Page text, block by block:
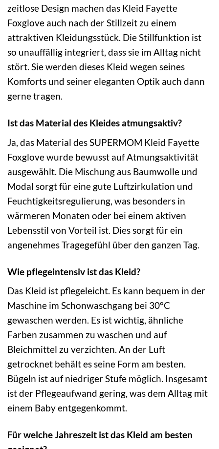
zeitlose Design machen das Kleid Fayette
Foxglove auch nach der Stillzeit zu einem
attraktiven Kleidungsstück. Die Stillfunktion ist
so unauffällig integriert, dass sie im Alltag nicht
stört. Sie werden dieses Kleid wegen seines
Komforts und seiner eleganten Optik auch dann
gerne tragen.
Ist das Material des Kleides atmungsaktiv?
Ja, das Material des SUPERMOM Kleid Fayette
Foxglove wurde bewusst auf Atmungsaktivität
ausgewählt. Die Mischung aus Baumwolle und
Modal sorgt für eine gute Luftzirkulation und
Feuchtigkeitsregulierung, was besonders in
wärmeren Monaten oder bei einem aktiven
Lebensstil von Vorteil ist. Dies sorgt für ein
angenehmes Tragegefühl über den ganzen Tag.
Wie pflegeintensiv ist das Kleid?
Das Kleid ist pflegeleicht. Es kann bequem in der
Maschine im Schonwaschgang bei 30°C
gewaschen werden. Es ist wichtig, ähnliche
Farben zusammen zu waschen und auf
Bleichmittel zu verzichten. An der Luft
getrocknet behält es seine Form am besten.
Bügeln ist auf niedriger Stufe möglich. Insgesamt
ist der Pflegeaufwand gering, was dem Alltag mit
einem Baby entgegenkommt.
Für welche Jahreszeit ist das Kleid am besten